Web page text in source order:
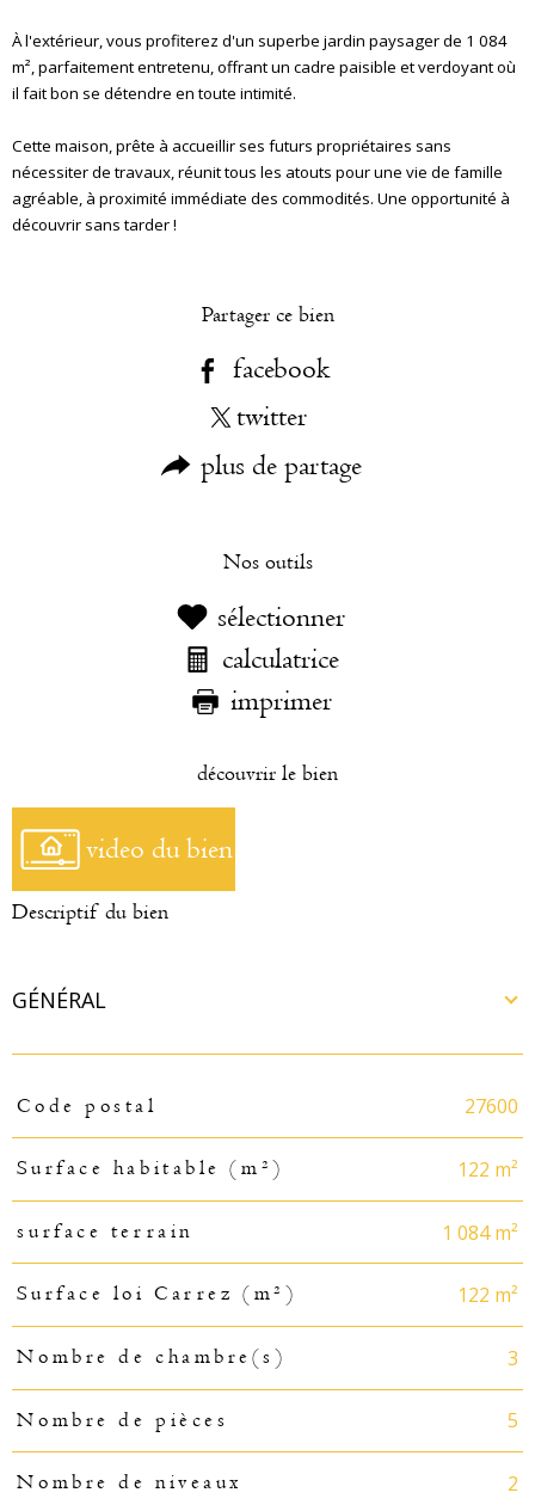
À l'extérieur, vous profiterez d'un superbe jardin paysager de 1 084
m², parfaitement entretenu, offrant un cadre paisible et verdoyant où
il fait bon se détendre en toute intimité.
Cette maison, prête à accueillir ses futurs propriétaires sans
nécessiter de travaux, réunit tous les atouts pour une vie de famille
agréable, à proximité immédiate des commodités. Une opportunité à
découvrir sans tarder !
Partager ce bien
facebook
twitter
plus de partage
Nos outils
sélectionner
calculatrice
imprimer
découvrir le bien
video du bien
Descriptif du bien
GÉNÉRAL
TRAD_PAMPERO_Caracteristique
Code postal 27600
Surface habitable (m²) 122 m²
surface terrain 1 084 m²
Surface loi Carrez (m²) 122 m²
Nombre de chambre(s) 3
Nombre de pièces 5
Nombre de niveaux 2